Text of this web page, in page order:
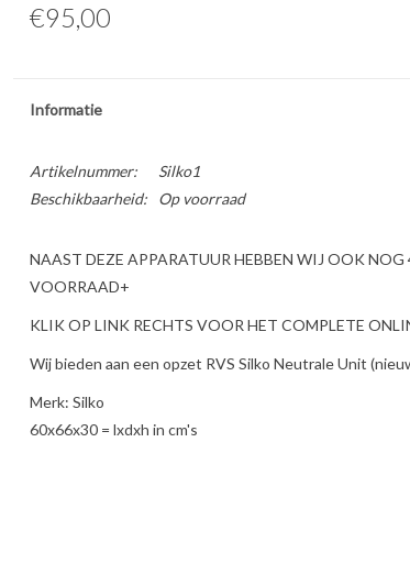
€95,00
Informatie
Artikelnummer:
Silko1
Beschikbaarheid:
Op voorraad
NAAST DEZE APPARATUUR HEBBEN WIJ OOK
VOORRAAD+
KLIK OP LINK RECHTS VOOR HET COMPLETE
Wij bieden aan een opzet RVS Silko Neutrale Unit
Merk: Silko
60x66x30 = lxdxh in cm's